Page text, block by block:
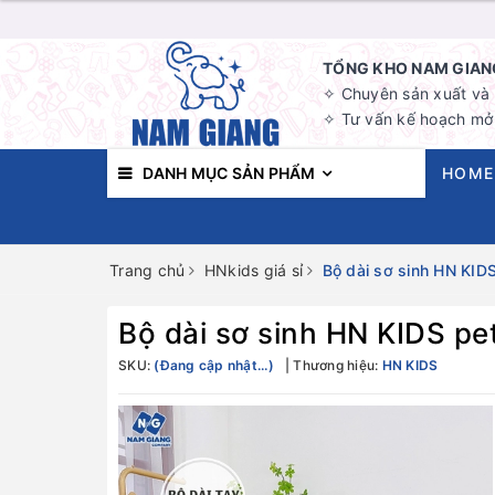
TỔNG KHO NAM
✧ Chuyên sản xuất
✧ Tư vấn kế hoạch
DANH MỤC SẢN PHẨM HOME
Trang chủ HNkids giá sỉ Bộ dài sơ sinh HN
Bộ dài sơ sinh HN KIDS
SKU: (Đang cập nhật...) Thương hiệu: HN KIDS